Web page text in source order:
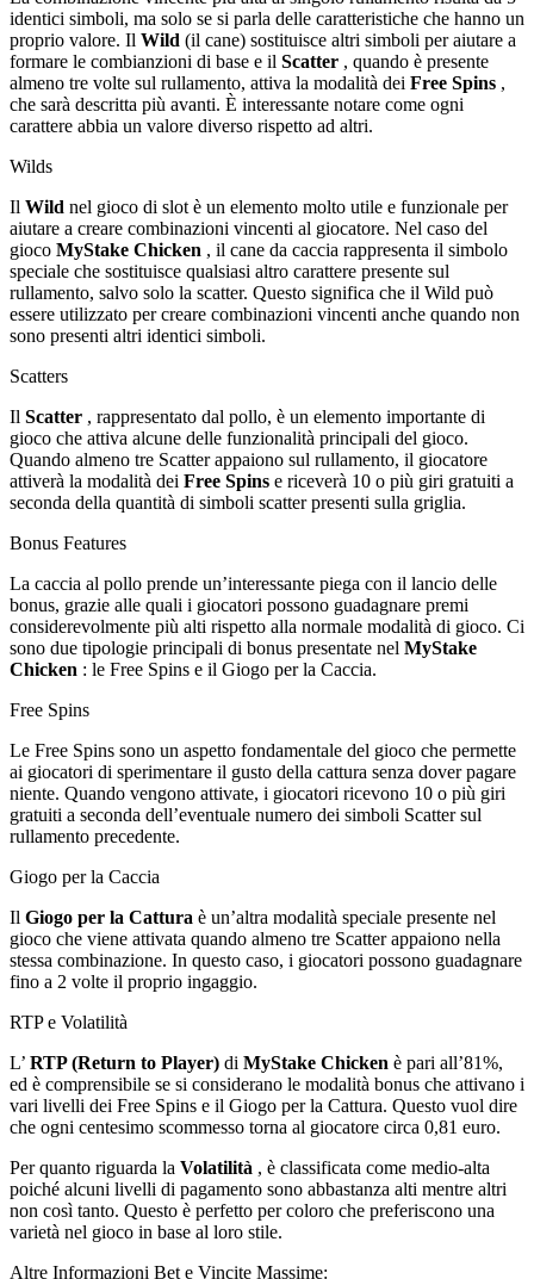
identici simboli, ma solo se si parla delle caratteristiche che hanno un
proprio valore. Il Wild (il cane) sostituisce altri simboli per aiutare a
formare le combianzioni di base e il Scatter , quando è presente
almeno tre volte sul rullamento, attiva la modalità dei Free Spins ,
che sarà descritta più avanti. È interessante notare come ogni
carattere abbia un valore diverso rispetto ad altri.
Wilds
Il Wild nel gioco di slot è un elemento molto utile e funzionale per
aiutare a creare combinazioni vincenti al giocatore. Nel caso del
gioco MyStake Chicken , il cane da caccia rappresenta il simbolo
speciale che sostituisce qualsiasi altro carattere presente sul
rullamento, salvo solo la scatter. Questo significa che il Wild può
essere utilizzato per creare combinazioni vincenti anche quando non
sono presenti altri identici simboli.
Scatters
Il Scatter , rappresentato dal pollo, è un elemento importante di
gioco che attiva alcune delle funzionalità principali del gioco.
Quando almeno tre Scatter appaiono sul rullamento, il giocatore
attiverà la modalità dei Free Spins e riceverà 10 o più giri gratuiti a
seconda della quantità di simboli scatter presenti sulla griglia.
Bonus Features
La caccia al pollo prende un’interessante piega con il lancio delle
bonus, grazie alle quali i giocatori possono guadagnare premi
considerevolmente più alti rispetto alla normale modalità di gioco. Ci
sono due tipologie principali di bonus presentate nel MyStake
Chicken : le Free Spins e il Giogo per la Caccia.
Free Spins
Le Free Spins sono un aspetto fondamentale del gioco che permette
ai giocatori di sperimentare il gusto della cattura senza dover pagare
niente. Quando vengono attivate, i giocatori ricevono 10 o più giri
gratuiti a seconda dell’eventuale numero dei simboli Scatter sul
rullamento precedente.
Giogo per la Caccia
Il Giogo per la Cattura è un’altra modalità speciale presente nel
gioco che viene attivata quando almeno tre Scatter appaiono nella
stessa combinazione. In questo caso, i giocatori possono guadagnare
fino a 2 volte il proprio ingaggio.
RTP e Volatilità
L’ RTP (Return to Player) di MyStake Chicken è pari all’81%,
ed è comprensibile se si considerano le modalità bonus che attivano i
vari livelli dei Free Spins e il Giogo per la Cattura. Questo vuol dire
che ogni centesimo scommesso torna al giocatore circa 0,81 euro.
Per quanto riguarda la Volatilità , è classificata come medio-alta
poiché alcuni livelli di pagamento sono abbastanza alti mentre altri
non così tanto. Questo è perfetto per coloro che preferiscono una
varietà nel gioco in base al loro stile.
Altre Informazioni Bet e Vincite Massime: